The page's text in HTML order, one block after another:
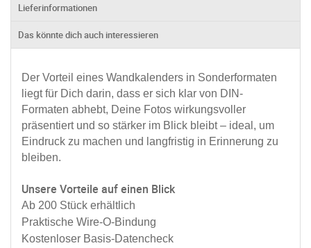
Lieferinformationen
Das könnte dich auch interessieren
Der Vorteil eines Wandkalenders in Sonderformaten
liegt für Dich darin, dass er sich klar von DIN-
Formaten abhebt, Deine Fotos wirkungsvoller
präsentiert und so stärker im Blick bleibt – ideal, um
Eindruck zu machen und langfristig in Erinnerung zu
bleiben.
Unsere Vorteile auf einen Blick
Ab 200 Stück erhältlich
Praktische Wire-O-Bindung
Kostenloser Basis-Datencheck